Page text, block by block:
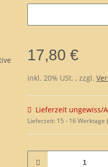
17,80 €
inkl. 20% USt. , zzgl.
Lieferzeit ungewiss/
Lieferzeit: 15 - 16 Werktage